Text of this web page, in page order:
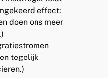
effect:
doen ons meer
tegelijk